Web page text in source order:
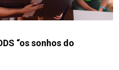
“os sonhos do